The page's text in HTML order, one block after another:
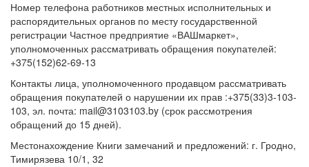
Номер телефона работников местных исполнительных и
распорядительных органов по месту государственной
регистрации Частное предприятие «ВАШмаркет»,
уполномоченных рассматривать обращения покупателей:
+375(152)62-69-13
Контакты лица, уполномоченного продавцом рассматривать
обращения покупателей о нарушении их прав :+375(33)3-103-
103, эл. почта: mail@3103103.by (срок рассмотрения
обращений до 15 дней).
Местонахождение Книги замечаний и предложений: г. Гродно,
Тимирязева 10/1, 32